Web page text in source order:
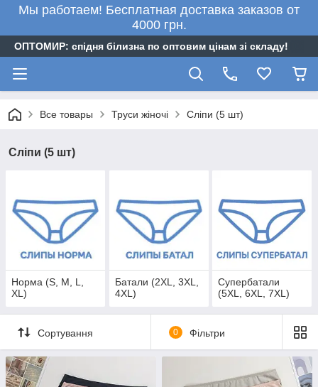
Мы работаем! Бесплатная доставка заказов от
4000 грн.
ОПТОМИР: спідня білизна по оптовим цінам зі складу!
Все товары Труси жіночі Сліпи (5 шт)
Сліпи (5 шт)
Норма (S, M, L,
XL)
Батали (2XL, 3XL,
4XL)
Супербатали
(5XL, 6XL, 7XL)
Сортування 0 Фільтри